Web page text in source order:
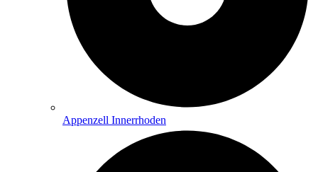
Appenzell Innerrhoden